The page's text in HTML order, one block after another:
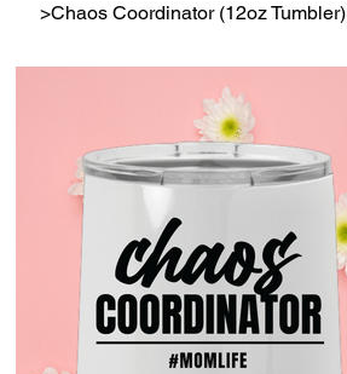
>Chaos Coordinator (12oz Tumbler)